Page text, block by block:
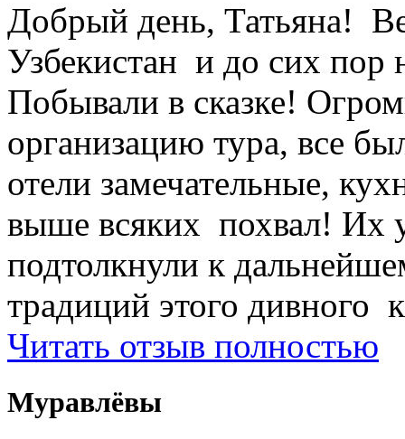
Добрый день, Татьяна!
Узбекистан и до сих пор
Побывали в сказке!
организацию тура, все
отели замечательные,
выше всяких похвал! Их
подтолкнули к
традиций этого дивного
Читать отзыв полностью
Муравлёвы